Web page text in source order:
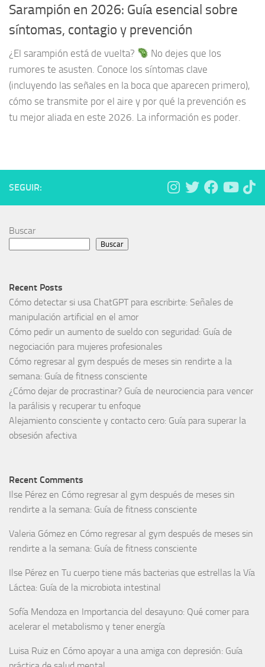
Sarampión en 2026: Guía esencial sobre
síntomas, contagio y prevención
¿El sarampión está de vuelta?
No dejes que los
rumores te asusten. Conoce los síntomas clave
(incluyendo las señales en la boca que aparecen primero),
cómo se transmite por el aire y por qué la prevención es
tu mejor aliada en este 2026. La información es poder.
SEGUIR:
Buscar
Buscar
Recent Posts
Cómo detectar si usa ChatGPT para escribirte: Señales de
manipulación artificial en el amor
Cómo pedir un aumento de sueldo con seguridad: Guía de
negociación para mujeres profesionales
Cómo regresar al gym después de meses sin rendirte a la
semana: Guía de fitness consciente
¿Cómo dejar de procrastinar? Guía de neurociencia para vencer
la parálisis y recuperar tu enfoque
Alejamiento consciente y contacto cero: Guía para superar la
obsesión afectiva
Recent Comments
Ilse Pérez en Cómo regresar al gym después de meses sin
rendirte a la semana: Guía de fitness consciente
Valeria Gómez en Cómo regresar al gym después de meses sin
rendirte a la semana: Guía de fitness consciente
Ilse Pérez en Tu cuerpo tiene más bacterias que estrellas la Vía
Láctea: Guía de la microbiota intestinal
Sofía Mendoza en Importancia del desayuno: Qué comer para
acelerar el metabolismo y tener energía
Luisa Ruiz en Cómo apoyar a una amiga con depresión: Guía